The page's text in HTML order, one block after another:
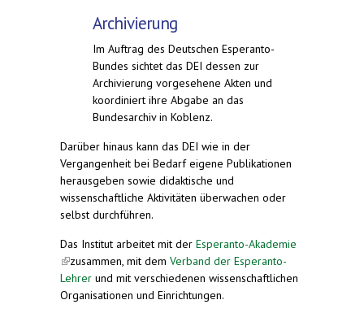
Archivierung
Im Auftrag des Deutschen Esperanto-
Bundes sichtet das DEI dessen zur
Archivierung vorgesehene Akten und
koordiniert ihre Abgabe an das
Bundesarchiv in Koblenz.
Darüber hinaus kann das DEI wie in der
Vergangenheit bei Bedarf eigene Publikationen
herausgeben sowie didaktische und
wissenschaftliche Aktivitäten überwachen oder
selbst durchführen.
Das Institut arbeitet mit der Esperanto-Akademie
(link is external)
zusammen, mit dem Verband der Esperanto-
Lehrer und mit verschiedenen wissenschaftlichen
Organisationen und Einrichtungen.